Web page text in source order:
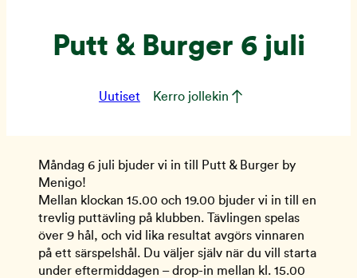
Putt & Burger 6 juli
Uutiset Kerro jollekin
Måndag 6 juli bjuder vi in till Putt & Burger by
Menigo!
Mellan klockan 15.00 och 19.00 bjuder vi in till en
trevlig puttävling på klubben. Tävlingen spelas
över 9 hål, och vid lika resultat avgörs vinnaren
på ett särspelshål. Du väljer själv när du vill starta
under eftermiddagen – drop-in mellan kl. 15.00